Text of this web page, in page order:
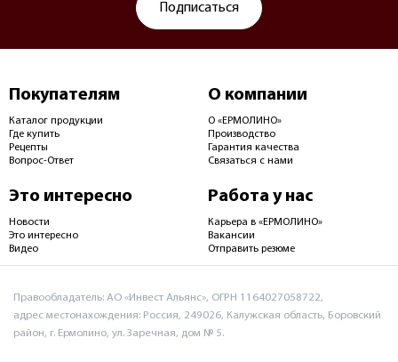
Подписаться
Покупателям
Каталог продукции
Где купить
Рецепты
Вопрос-Ответ
О компании
О «ЕРМОЛИНО»
Производство
Гарантия качества
Связаться с нами
Это интересно
Новости
Это интересно
Видео
Работа у нас
Карьера в «ЕРМОЛИНО»
Вакансии
Отправить резюме
Правообладатель: АО «Инвест Альянс», ОГРН 1164027058722,
адрес местонахождения: Россия, 249026, Калужская область, Боровский
район, г. Ермолино, ул. Заречная, дом № 5.